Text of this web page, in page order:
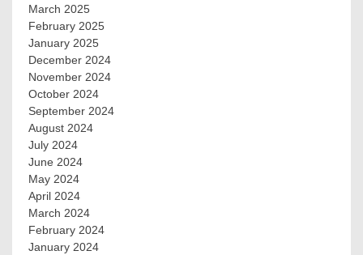
March 2025
February 2025
January 2025
December 2024
November 2024
October 2024
September 2024
August 2024
July 2024
June 2024
May 2024
April 2024
March 2024
February 2024
January 2024